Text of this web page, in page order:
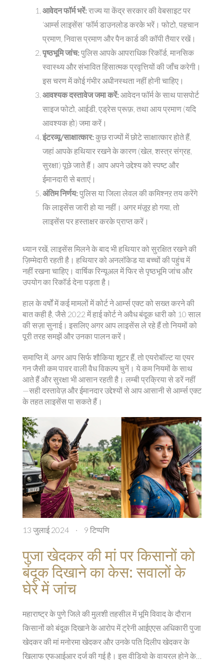
आवेदन फॉर्म भरें: राज्य या केंद्र सरकार की वेबसाइट पर
‘आर्म्स लाइसेंस’ फॉर्म डाउनलोड करके भरें। फोटो, पहचान
प्रमाण, निवास प्रमाण और पैन कार्ड की कॉपी तैयार रखें।
पृष्ठभूमि जांच: पुलिस आपके आपराधिक रिकॉर्ड, मानसिक
स्वास्थ्य और संभावित हिंसात्मक प्रवृत्तियों की जाँच करेगी।
इस चरण में कोई गंभीर अधीनस्थता नहीं होनी चाहिए।
आवश्यक दस्तावेज जमा करें: आवेदन फॉर्म के साथ पासपोर्ट
साइज फोटो, आईडी, एड्रेस प्रूफ़, तथा आय प्रमाण (यदि
आवश्यक हो) जमा करें।
इंटरव्यू/साक्षात्कार: कुछ राज्यों में छोटे साक्षात्कार होते हैं,
जहां आपके हथियार रखने के कारण (खेल, शस्त्र संग्रह,
सुरक्षा) पूछे जाते हैं। आप अपने उद्देश्य को स्पष्ट और
ईमानदारी से बताएं।
अंतिम निर्णय: पुलिस या जिला लेवल की कमिश्नऱ तय करेंगे
कि लाइसेंस जारी हो या नहीं। अगर मंज़ूर हो गया, तो
लाइसेंस पर हस्ताक्षर करके प्राप्त करें।
ध्यान रखें, लाइसेंस मिलने के बाद भी हथियार को सुरक्षित रखने की
ज़िम्मेदारी रहती है। हथियार को अनलॉकेड या बच्चों की पहुंच में
नहीं रखना चाहिए। वार्षिक रिन्यूअल में फिर से पृष्ठभूमि जांच और
उपयोग का रिकॉर्ड देना पड़ता है।
हाल के वर्षों में कई मामलों में कोर्ट ने आर्म्स एक्ट को सख्त करने की
बात कही है, जैसे 2022 में हाई कोर्ट ने अवैध बंदूक धारी को 10 साल
की सज़ा सुनाई। इसलिए अगर आप लाइसेंस ले रहे हैं तो नियमों को
पूरी तरह समझें और उनका पालन करें।
समाप्ति में, अगर आप सिर्फ शौकिया शूटर हैं, तो एयरोबॉल्ट या एयर
गन जैसी कम पावर वाली वैध विकल्प चुनें। ये कम नियमों के साथ
आते हैं और सुरक्षा भी आसान रहती है। लम्बी प्रक्रिया से डरें नहीं
—सही दस्तावेज़ और ईमानदार उद्देश्यों से आप आसानी से आर्म्स एक्ट
के तहत लाइसेंस पा सकते हैं।
13 जुलाई 2024 · 9 टिप्पणि
पुजा खेदकर की मां पर किसानों को
बंदूक दिखाने का केस: सवालों के
घेरे में जांच
महाराष्ट्र के पुणे जिले की मुलशी तहसील में भूमि विवाद के दौरान
किसानों को बंदूक दिखाने के आरोप में ट्रेनी आईएएस अधिकारी पुजा
खेदकर की मां मनोरमा खेदकर और उनके पति दिलीप खेदकर के
खिलाफ एफआईआर दर्ज की गई है। इस वीडियो के वायरल होने के